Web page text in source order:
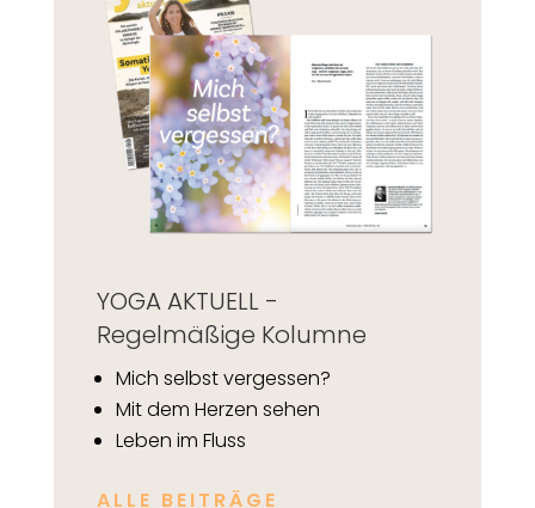
YOGA AKTUELL -
Regelmäßige Kolumne
Mich selbst vergessen?
Mit dem Herzen sehen
Leben im Fluss
ALLE BEITRÄGE